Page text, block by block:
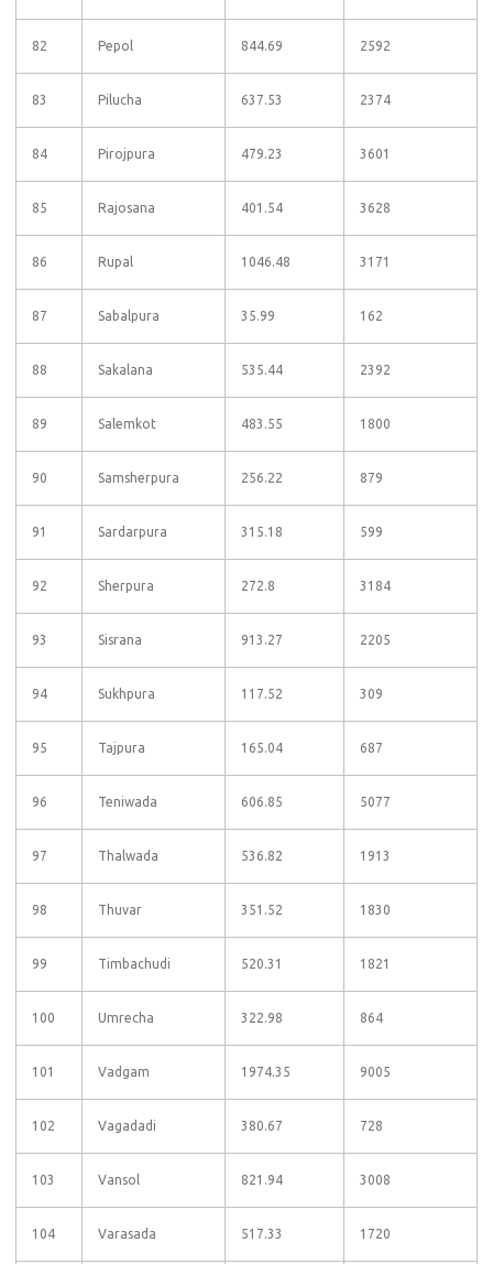
82 Pepol 844.69 2592
83 Pilucha 637.53 2374
84 Pirojpura 479.23 3601
85 Rajosana 401.54 3628
86 Rupal 1046.48 3171
87 Sabalpura 35.99 162
88 Sakalana 535.44 2392
89 Salemkot 483.55 1800
90 Samsherpura 256.22 879
91 Sardarpura 315.18 599
92 Sherpura 272.8 3184
93 Sisrana 913.27 2205
94 Sukhpura 117.52 309
95 Tajpura 165.04 687
96 Teniwada 606.85 5077
97 Thalwada 536.82 1913
98 Thuvar 351.52 1830
99 Timbachudi 520.31 1821
100 Umrecha 322.98 864
101 Vadgam 1974.35 9005
102 Vagadadi 380.67 728
103 Vansol 821.94 3008
104 Varasada 517.33 1720